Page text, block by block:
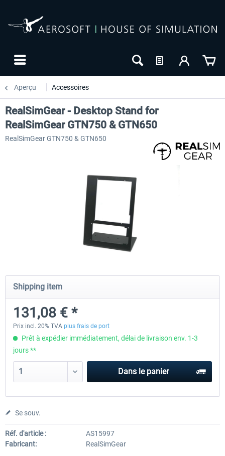
Aperçu Accessoires
-27
RealSimGear - Desktop Stand for
RealSimGear GTN750 & GTN650
RealSimGear GTN750 & GTN650
Shipping item
131,08 € *
Prix incl. 20% TVA plus frais de port
Prêt à expédier immédiatement, délai de livraison env. 1-3
jours **
Dans le panier
Se souv.
Réf. d'article :
AS15997
Fabricant:
RealSimGear